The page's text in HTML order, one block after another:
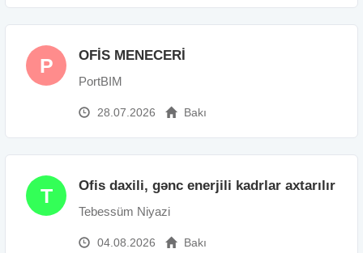
P OFİS MENECERİ
PortBIM
28.07.2026 Bakı
T Ofis daxili, gənc enerjili kadrlar axtarılır
Tebessüm Niyazi
04.08.2026 Bakı